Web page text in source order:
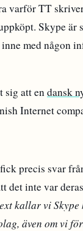
varför TT
Skype är
med någon
sig att endansk
Internet
precis svar
det inte var
kallar vi
även om vi